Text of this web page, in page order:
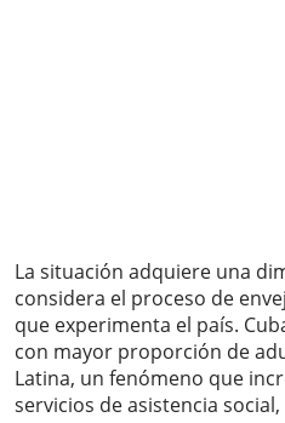
La situación adquiere una
considera el proceso de
que experimenta el país.
con mayor proporción de
Latina, un fenómeno que
servicios de asistencia